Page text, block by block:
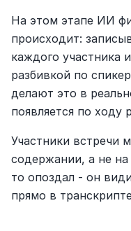
На этом этапе ИИ
происходит:
каждого участника
разбивкой по
делают это в
появляется по ходу
Участники встречи
содержании, а не на
то опоздал - он
прямо в